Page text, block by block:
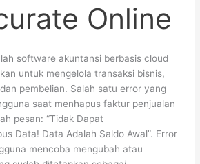
Online
software akuntansi berbasis cloud
untuk mengelola transaksi bisnis,
pembelian. Salah satu error yang
saat menhapus faktur penjualan
pesan: “Tidak Dapat
Data! Data Adalah Saldo Awal”. Error
mencoba mengubah atau